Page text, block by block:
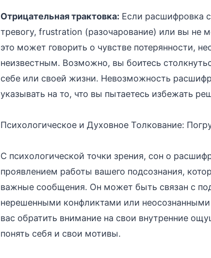
Отрицательная трактовка: Если расшифровка
тревогу, frustration (разочарование) или вы не
это может говорить о чувстве потерянности,
неизвестным. Возможно, вы боитесь
себе или своей жизни. Невозможность
указывать на то, что вы пытаетесь избежать
Психологическое и Духовное Толкование:
С психологической точки зрения, сон о
проявлением работы вашего подсознания,
важные сообщения. Он может быть связан с
нерешенными конфликтами или
вас обратить внимание на свои внутренние
понять себя и свои мотивы.